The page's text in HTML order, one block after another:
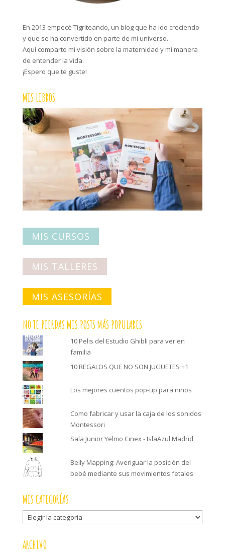
En 2013 empecé Tigriteando, un blog que ha ido creciendo
y que se ha convertido en parte de mi universo.
Aquí comparto mi visión sobre la maternidad y mi manera
de entender la vida.
¡Espero que te guste!
MIS LIBROS:
MIS CURSOS
MIS TALLERES
MIS ASESORÍAS
NO TE PIERDAS MIS POSTS MÁS POPULARES
10 Pelis del Estudio Ghibli para ver en
familia
10 REGALOS QUE NO SON JUGUETES +1
Los mejores cuentos pop-up para niños
Como fabricar y usar la caja de los sonidos
Montessori
Sala Junior Yelmo Cinex - IslaAzul Madrid
Belly Mapping: Averiguar la posición del
bebé mediante sus movimientos fetales
MIS CATEGORÍAS
Mis
categorías
ARCHIVO